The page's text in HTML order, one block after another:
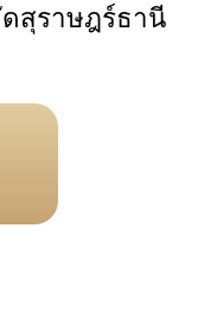
สุราษฎร์ธานี